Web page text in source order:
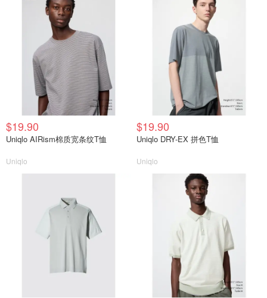
$19.90
Uniqlo AIRism棉质宽条纹T恤
Uniqlo
$19.90
Uniqlo DRY-EX 拼色T恤
Uniqlo